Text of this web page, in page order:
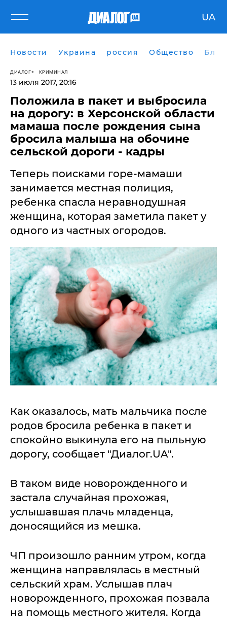
UA
Новости Украина россия Общество
ДИАЛОГ КРИМИНАЛ
13 июля 2017, 20:16
Положила в пакет и выбросила
на дорогу: в Херсонской области
мамаша после рождения сына
бросила малыша на обочине
сельской дороги - кадры
Теперь поисками горе-мамаши
занимается местная полиция,
ребенка спасла неравнодушная
женщина, которая заметила пакет у
одного из частных огородов.
Как оказалось, мать мальчика после
родов бросила ребенка в пакет и
спокойно выкинула его на пыльную
дорогу, сообщает "Диалог.UA".
В таком виде новорожденного и
застала случайная прохожая,
услышавшая плачь младенца,
доносящийся из мешка.
ЧП произошло ранним утром, когда
женщина направлялась в местный
сельский храм. Услышав плач
новорожденного, прохожая позвала
на помощь местного жителя. Когда